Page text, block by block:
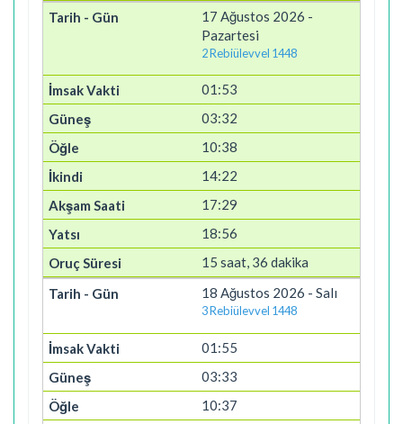
17 Ağustos 2026 -
Pazartesi
2 Rebiülevvel 1448
01:53
03:32
10:38
14:22
17:29
18:56
15 saat, 36 dakika
18 Ağustos 2026 - Salı
3 Rebiülevvel 1448
01:55
03:33
10:37